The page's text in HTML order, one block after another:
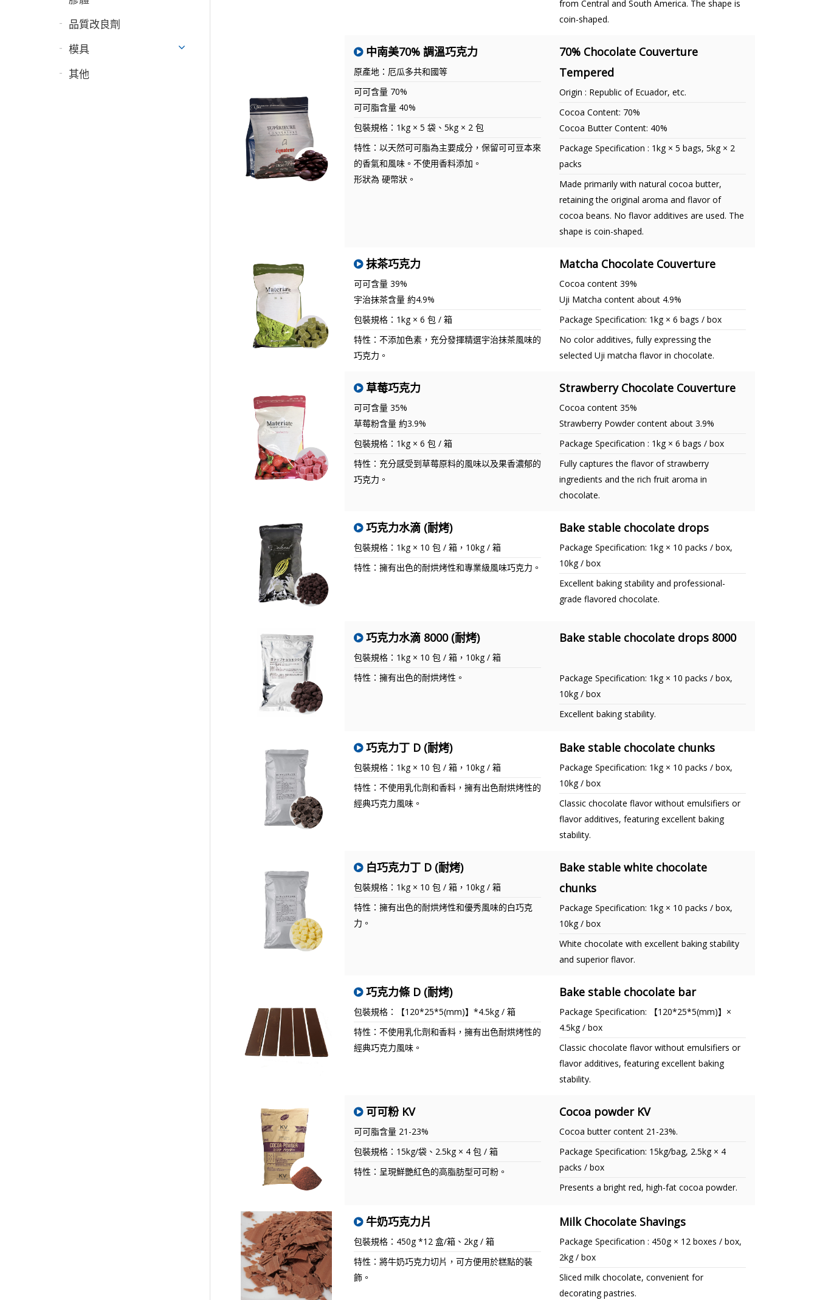
品質改良劑
模具
其他
from Central and South America. The shape is
coin-shaped.
中南美70% 調溫巧克力
原產地：厄瓜多共和國等
可可含量 70%
可可脂含量 40%
包裝規格：1kg × 5 袋、5kg × 2 包
特性：以天然可可脂為主要成分，保留可可豆本來
的香氣和風味。不使用香料添加。
形狀為 硬幣狀。
70% Chocolate Couverture
Tempered
Origin : Republic of Ecuador, etc.
Cocoa Content: 70%
Cocoa Butter Content: 40%
Package Specification : 1kg × 5 bags, 5kg × 2
packs
Made primarily with natural cocoa butter,
retaining the original aroma and flavor of
cocoa beans. No flavor additives are used. The
shape is coin-shaped.
抹茶巧克力
可可含量 39%
宇治抹茶含量 約4.9%
包裝規格：1kg × 6 包 / 箱
特性：不添加色素，充分發揮精選宇治抹茶風味的
巧克力。
Matcha Chocolate Couverture
Cocoa content 39%
Uji Matcha content about 4.9%
Package Specification: 1kg × 6 bags / box
No color additives, fully expressing the
selected Uji matcha flavor in chocolate.
草莓巧克力
可可含量 35%
草莓粉含量 約3.9%
包裝規格：1kg × 6 包 / 箱
特性：充分感受到草莓原料的風味以及果香濃郁的
巧克力。
Strawberry Chocolate Couverture
Cocoa content 35%
Strawberry Powder content about 3.9%
Package Specification : 1kg × 6 bags / box
Fully captures the flavor of strawberry
ingredients and the rich fruit aroma in
chocolate.
巧克力水滴 (耐烤)
包裝規格：1kg × 10 包 / 箱，10kg / 箱
特性：擁有出色的耐烘烤性和專業級風味巧克力。
Bake stable chocolate drops
Package Specification: 1kg × 10 packs / box,
10kg / box
Excellent baking stability and professional-
grade flavored chocolate.
巧克力水滴 8000 (耐烤)
包裝規格：1kg × 10 包 / 箱，10kg / 箱
特性：擁有出色的耐烘烤性。
Bake stable chocolate drops 8000
Package Specification: 1kg × 10 packs / box,
10kg / box
Excellent baking stability.
巧克力丁 D (耐烤)
包裝規格：1kg × 10 包 / 箱，10kg / 箱
特性：不使用乳化劑和香料，擁有出色耐烘烤性的
經典巧克力風味。
Bake stable chocolate chunks
Package Specification: 1kg × 10 packs / box,
10kg / box
Classic chocolate flavor without emulsifiers or
flavor additives, featuring excellent baking
stability.
白巧克力丁 D (耐烤)
包裝規格：1kg × 10 包 / 箱，10kg / 箱
特性：擁有出色的耐烘烤性和優秀風味的白巧克
力。
Bake stable white chocolate
chunks
Package Specification: 1kg × 10 packs / box,
10kg / box
White chocolate with excellent baking stability
and superior flavor.
巧克力條 D (耐烤)
包裝規格：【120*25*5(mm)】*4.5kg / 箱
特性：不使用乳化劑和香料，擁有出色耐烘烤性的
經典巧克力風味。
Bake stable chocolate bar
Package Specification: 【120*25*5(mm)】×
4.5kg / box
Classic chocolate flavor without emulsifiers or
flavor additives, featuring excellent baking
stability.
可可粉 KV
可可脂含量 21-23%
包裝規格：15kg/袋、2.5kg × 4 包 / 箱
特性：呈現鮮艷紅色的高脂肪型可可粉。
Cocoa powder KV
Cocoa butter content 21-23%.
Package Specification: 15kg/bag, 2.5kg × 4
packs / box
Presents a bright red, high-fat cocoa powder.
牛奶巧克力片
包裝規格：450g *12 盒/箱、2kg / 箱
特性：將牛奶巧克力切片，可方便用於糕點的裝
飾。
Milk Chocolate Shavings
Package Specification : 450g × 12 boxes / box,
2kg / box
Sliced milk chocolate, convenient for
decorating pastries.